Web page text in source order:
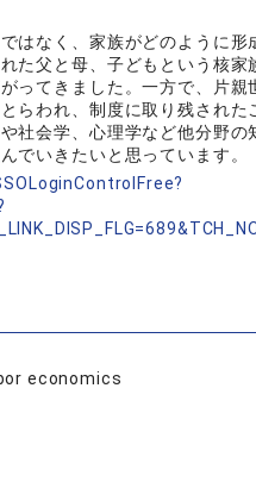
はなく、家族がどのように形
た父と母、子どもという核家
ってきました。一方で、片親
らわれ、制度に取り残された
社会学、心理学など他分野の
でいきたいと思っています。
economics